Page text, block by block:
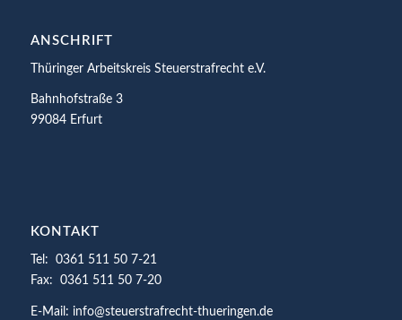
ANSCHRIFT
Thüringer Arbeitskreis Steuerstrafrecht e.V.
Bahnhofstraße 3
99084 Erfurt
KONTAKT
Tel: 0361 511 50 7-21
Fax: 0361 511 50 7-20
E-Mail: info@steuerstrafrecht-thueringen.de